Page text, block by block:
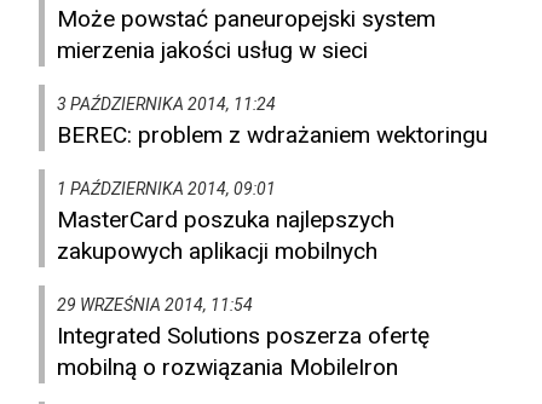
Może powstać paneuropejski system
mierzenia jakości usług w sieci
3 PAŹDZIERNIKA 2014, 11:24
BEREC: problem z wdrażaniem wektoringu
1 PAŹDZIERNIKA 2014, 09:01
MasterCard poszuka najlepszych
zakupowych aplikacji mobilnych
29 WRZEŚNIA 2014, 11:54
Integrated Solutions poszerza ofertę
mobilną o rozwiązania MobileIron